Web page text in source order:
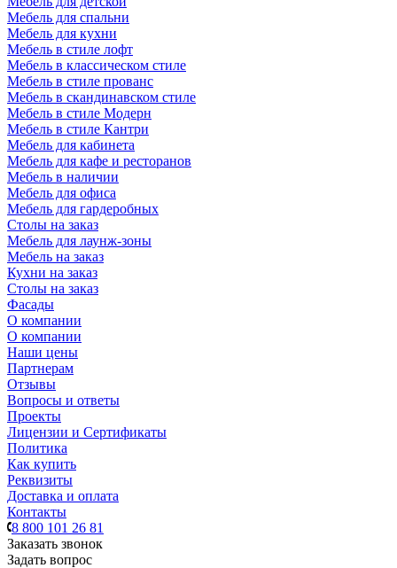
Мебель для спальни
Мебель для кухни
Мебель в стиле лофт
Мебель в классическом стиле
Мебель в стиле прованс
Мебель в скандинавском стиле
Мебель в стиле Модерн
Мебель в стиле Кантри
Мебель для кабинета
Мебель для кафе и ресторанов
Мебель в наличии
Мебель для офиса
Мебель для гардеробных
Столы на заказ
Мебель для лаунж-зоны
Мебель на заказ
Кухни на заказ
Столы на заказ
Фасады
О компании
О компании
Наши цены
Партнерам
Отзывы
Вопросы и ответы
Проекты
Лицензии и Сертификаты
Политика
Как купить
Реквизиты
Доставка и оплата
Контакты
8 800 101 26 81
Заказать звонок
Задать вопрос